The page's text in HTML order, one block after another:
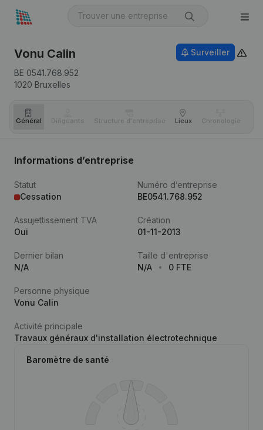
Vonu Calin
BE 0541.768.952
1020 Bruxelles
Surveiller
Général Dirigeants Structure d'entreprise Lieux Chronologie
Informations d’entreprise
Statut
Cessation
Numéro d’entreprise
BE0541.768.952
Assujettissement TVA
Oui
Création
01-11-2013
Dernier bilan
N/A
Taille d'entreprise
N/A
0 FTE
Personne physique
Vonu Calin
Activité principale
Travaux généraux d'installation électrotechnique
Baromètre de santé